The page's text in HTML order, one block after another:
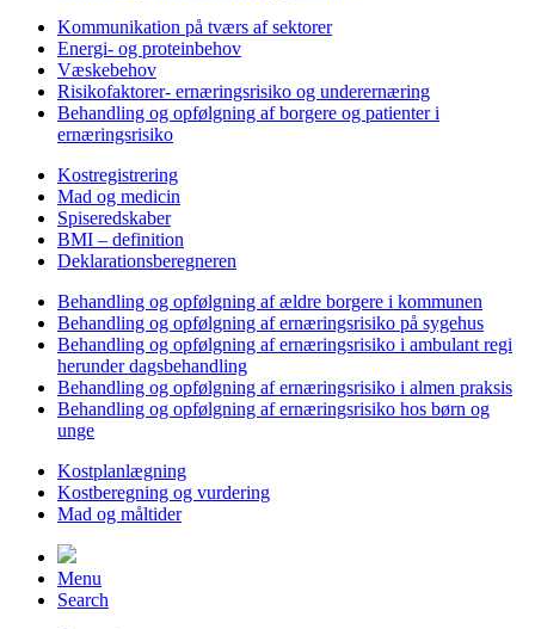
Kommunikation på tværs af sektorer
Energi- og proteinbehov
Væskebehov
Risikofaktorer- ernæringsrisiko og underernæring
Behandling og opfølgning af borgere og patienter i
ernæringsrisiko
Kostregistrering
Mad og medicin
Spiseredskaber
BMI – definition
Deklarationsberegneren
Behandling og opfølgning af ældre borgere i kommunen
Behandling og opfølgning af ernæringsrisiko på sygehus
Behandling og opfølgning af ernæringsrisiko i ambulant regi
herunder dagsbehandling
Behandling og opfølgning af ernæringsrisiko i almen praksis
Behandling og opfølgning af ernæringsrisiko hos børn og
unge
Kostplanlægning
Kostberegning og vurdering
Mad og måltider
Menu
Search